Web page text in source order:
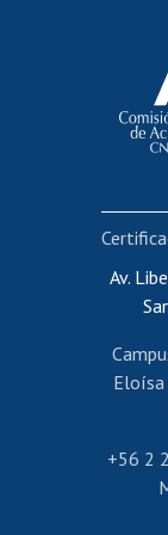
Av.
+56 2